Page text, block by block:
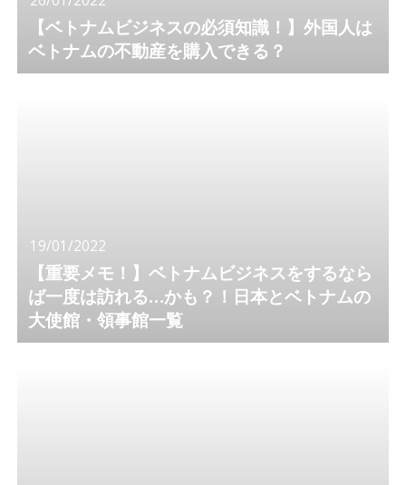
【ベトナムビジネスの必須知識！】外国人は
ベトナムの不動産を購入できる？
19/01/2022
【重要メモ！】ベトナムビジネスをするなら
ば一度は訪れる…かも？！日本とベトナムの
大使館・領事館一覧